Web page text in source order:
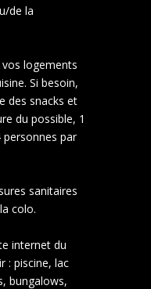
de la
logements
Si besoin,
des snacks et
du possible, 1
par
sanitaires
colo.
internet du
: piscine, lac
bungalows,